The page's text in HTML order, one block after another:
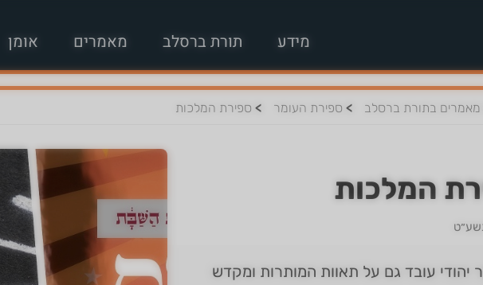
מידע תורת ברסלב מאמרים אומן
מאמרים בתורת ברסלב > ספירת העומר > ספירת המלכות
המלכות
יהודי עובד גם על תאוות המותרות ומקדש